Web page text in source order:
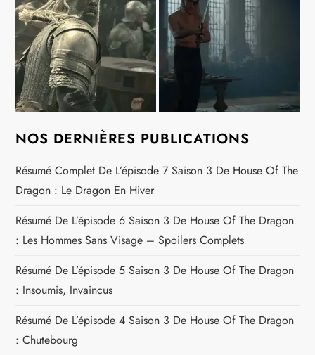
NOS DERNIÈRES PUBLICATIONS
Résumé Complet De L’épisode 7 Saison 3 De House Of The
Dragon : Le Dragon En Hiver
Résumé De L’épisode 6 Saison 3 De House Of The Dragon
: Les Hommes Sans Visage – Spoilers Complets
Résumé De L’épisode 5 Saison 3 De House Of The Dragon
: Insoumis, Invaincus
Résumé De L’épisode 4 Saison 3 De House Of The Dragon
: Chutebourg